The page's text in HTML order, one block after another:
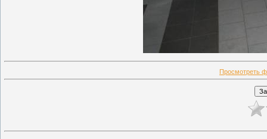
Просмотреть